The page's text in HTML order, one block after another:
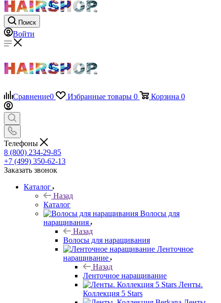
Поиск
Войти
Сравнение0 Избранные товары 0 Корзина 0
Телефоны
8 (800) 234-29-85
+7 (499) 350-62-13
Заказать звонок
Каталог
Назад
Каталог
Волосы для
наращивания
Назад
Волосы для наращивания
Ленточное
наращивание
Назад
Ленточное наращивание
Ленты.
Коллекция 5 Stars